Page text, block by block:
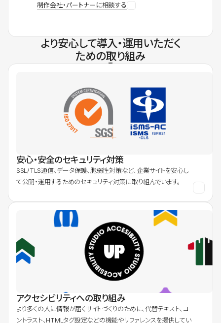
制作会社・パートナーに相談する
より安心して導入・運用いただく
ための取り組み
安心・安全のセキュリティ対策
SSL/TLS通信、データ保護、脆弱性対策など、企業サイトを安心し
て公開・運用するためのセキュリティ対策に取り組んでいます。
アクセシビリティへの取り組み
より多くの人に情報が届くサイトづくりのために、代替テキスト、コ
ントラスト、HTMLタグ設定などの機能やリファレンスを提供してい